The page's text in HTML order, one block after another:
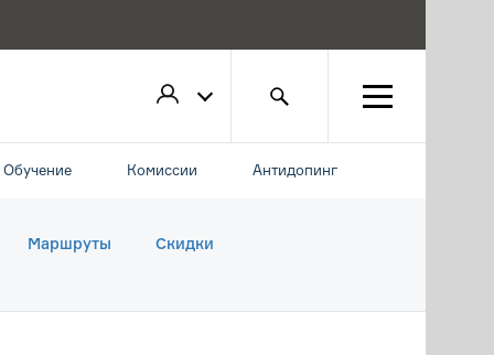
Обучение Комиссии Антидопинг
Маршруты Скидки